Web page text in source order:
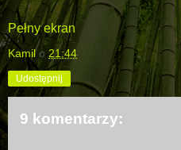
Pełny ekran
Kamil o 21:44
Udostępnij
9 komentarzy: